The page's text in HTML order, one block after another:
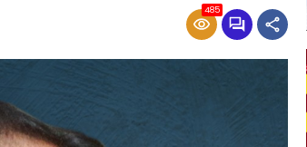
485